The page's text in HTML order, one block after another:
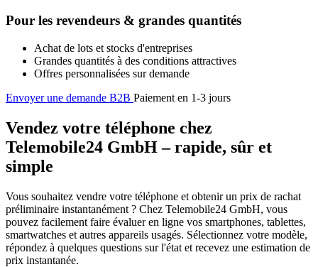
Pour les revendeurs & grandes quantités
Achat de lots et stocks d'entreprises
Grandes quantités à des conditions attractives
Offres personnalisées sur demande
Envoyer une demande B2B Paiement en 1-3 jours
Vendez votre téléphone chez
Telemobile24 GmbH – rapide, sûr et
simple
Vous souhaitez vendre votre téléphone et obtenir un prix de rachat
préliminaire instantanément ? Chez Telemobile24 GmbH, vous
pouvez facilement faire évaluer en ligne vos smartphones, tablettes,
smartwatches et autres appareils usagés. Sélectionnez votre modèle,
répondez à quelques questions sur l'état et recevez une estimation de
prix instantanée.